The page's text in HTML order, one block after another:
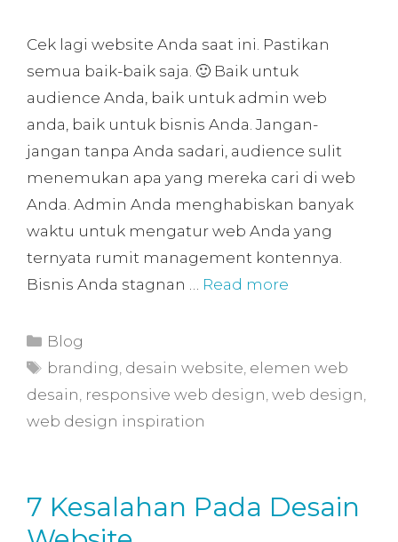
Cek lagi website Anda saat ini. Pastikan
semua baik-baik saja. 🙂 Baik untuk
audience Anda, baik untuk admin web
anda, baik untuk bisnis Anda. Jangan-
jangan tanpa Anda sadari, audience sulit
menemukan apa yang mereka cari di web
Anda. Admin Anda menghabiskan banyak
waktu untuk mengatur web Anda yang
ternyata rumit management kontennya.
Bisnis Anda stagnan … Read more
Blog
branding, desain website, elemen web
desain, responsive web design, web design,
web design inspiration
7 Kesalahan Pada Desain